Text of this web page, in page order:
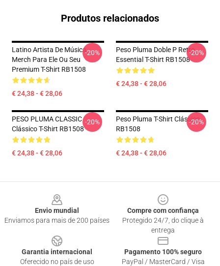
Produtos relacionados
Latino Artista De Música
Merch Para Ele Ou Seu
Premium T-Shirt RB1508
€ 24,38 - € 28,06
-20%
Peso Pluma Doble P Retro
Essential T-Shirt RB1508
€ 24,38 - € 28,06
-20%
PESO PLUMA CLASSIC
Clássico T-Shirt RB1508
€ 24,38 - € 28,06
-20%
Peso Pluma T-Shirt Clássico
RB1508
€ 24,38 - € 28,06
-20%
Envio mundial
Enviamos para mais de 200 países
Compre com confiança
Protegido 24/7, do clique à
entrega
Garantia internacional
Oferecido no país de uso
Pagamento 100% seguro
PayPal / MasterCard / Visa